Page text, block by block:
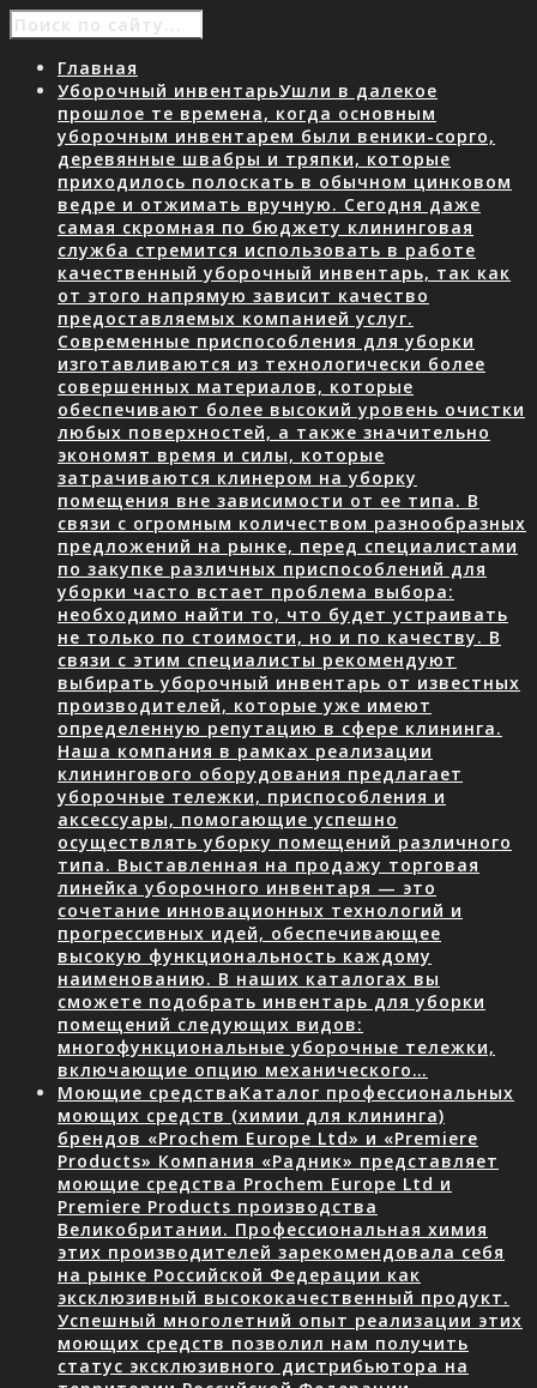
Главная
Уборочный инвентарьУшли в далекое
прошлое те времена, когда основным
уборочным инвентарем были веники-сорго,
деревянные швабры и тряпки, которые
приходилось полоскать в обычном цинковом
ведре и отжимать вручную. Сегодня даже
самая скромная по бюджету клининговая
служба стремится использовать в работе
качественный уборочный инвентарь, так как
от этого напрямую зависит качество
предоставляемых компанией услуг.
Современные приспособления для уборки
изготавливаются из технологически более
совершенных материалов, которые
обеспечивают более высокий уровень очистки
любых поверхностей, а также значительно
экономят время и силы, которые
затрачиваются клинером на уборку
помещения вне зависимости от ее типа. В
связи с огромным количеством разнообразных
предложений на рынке, перед специалистами
по закупке различных приспособлений для
уборки часто встает проблема выбора:
необходимо найти то, что будет устраивать
не только по стоимости, но и по качеству. В
связи с этим специалисты рекомендуют
выбирать уборочный инвентарь от известных
производителей, которые уже имеют
определенную репутацию в сфере клининга.
Наша компания в рамках реализации
клинингового оборудования предлагает
уборочные тележки, приспособления и
аксессуары, помогающие успешно
осуществлять уборку помещений различного
типа. Выставленная на продажу торговая
линейка уборочного инвентаря — это
сочетание инновационных технологий и
прогрессивных идей, обеспечивающее
высокую функциональность каждому
наименованию. В наших каталогах вы
сможете подобрать инвентарь для уборки
помещений следующих видов:
многофункциональные уборочные тележки,
включающие опцию механического…
Моющие средстваКаталог профессиональных
моющих средств (химии для клининга)
брендов «Prochem Europe Ltd» и «Premiere
Products» Компания «Радник» представляет
моющие средства Prochem Europe Ltd и
Premiere Products производства
Великобритании. Профессиональная химия
этих производителей зарекомендовала себя
на рынке Российской Федерации как
эксклюзивный высококачественный продукт.
Успешный многолетний опыт реализации этих
моющих средств позволил нам получить
статус эксклюзивного дистрибьютора на